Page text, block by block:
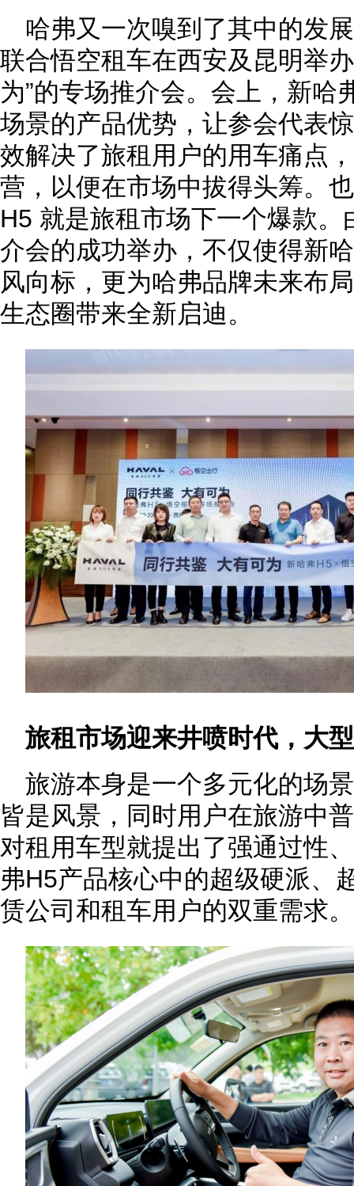
哈弗又一次嗅到了其中的发
联合悟空租车在西安及昆明举
为”的专场推介会。会上，新哈
场景的产品优势，让参会代表
效解决了旅租用户的用车痛点
营，以便在市场中拔得头筹。
H5 就是旅租市场下一个爆款
介会的成功举办，不仅使得新
风向标，更为哈弗品牌未来布
生态圈带来全新启迪。
旅租市场迎来井喷时代，大
旅游本身是一个多元化的场
皆是风景，同时用户在旅游中
对租用车型就提出了强通过性
弗H5产品核心中的超级硬派、
赁公司和租车用户的双重需求。